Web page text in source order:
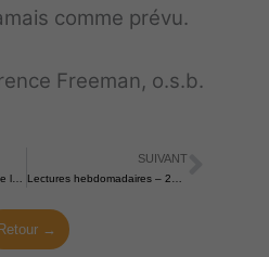
comme prévu.
Freeman, o.s.b.
SUIVANT
→